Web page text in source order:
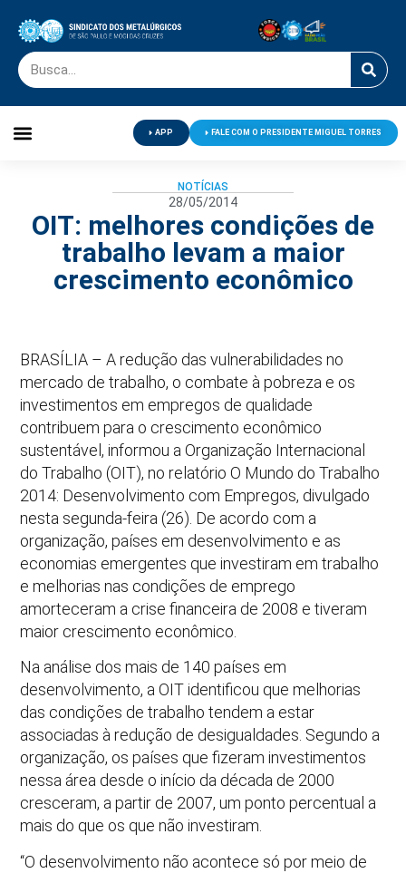
APP FALE COM O PRESIDENTE MIGUEL TORRES
NOTÍCIAS
28/05/2014
OIT: melhores condições de
trabalho levam a maior
crescimento econômico
BRASÍLIA – A redução das vulnerabilidades no
mercado de trabalho, o combate à pobreza e os
investimentos em empregos de qualidade
contribuem para o crescimento econômico
sustentável, informou a Organização Internacional
do Trabalho (OIT), no relatório O Mundo do Trabalho
2014: Desenvolvimento com Empregos, divulgado
nesta segunda-feira (26). De acordo com a
organização, países em desenvolvimento e as
economias emergentes que investiram em trabalho
e melhorias nas condições de emprego
amorteceram a crise financeira de 2008 e tiveram
maior crescimento econômico.
Na análise dos mais de 140 países em
desenvolvimento, a OIT identificou que melhorias
das condições de trabalho tendem a estar
associadas à redução de desigualdades. Segundo a
organização, os países que fizeram investimentos
nessa área desde o início da década de 2000
cresceram, a partir de 2007, um ponto percentual a
mais do que os que não investiram.
“O desenvolvimento não acontece só por meio de